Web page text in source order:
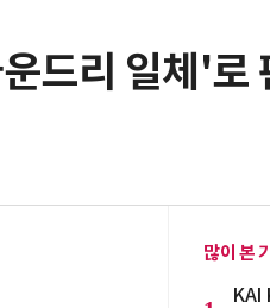
드리 일체'로
많이 본
KAI